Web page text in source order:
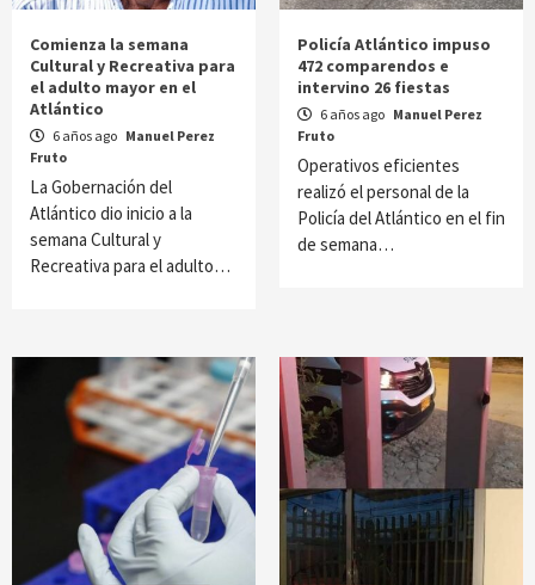
Comienza la semana
Cultural y Recreativa para
el adulto mayor en el
Atlántico
6 años ago Manuel Perez
Fruto
La Gobernación del
Atlántico dio inicio a la
semana Cultural y
Recreativa para el adulto…
Policía Atlántico impuso
472 comparendos e
intervino 26 fiestas
6 años ago Manuel Perez
Fruto
Operativos eficientes
realizó el personal de la
Policía del Atlántico en el fin
de semana…